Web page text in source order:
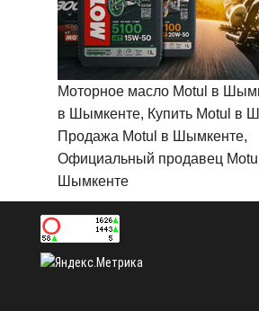
Моторное масло Motul в
в Шымкенте, Купить Motul в
Продажа Motul в Шымкенте,
Официальный продавец
Шымкенте